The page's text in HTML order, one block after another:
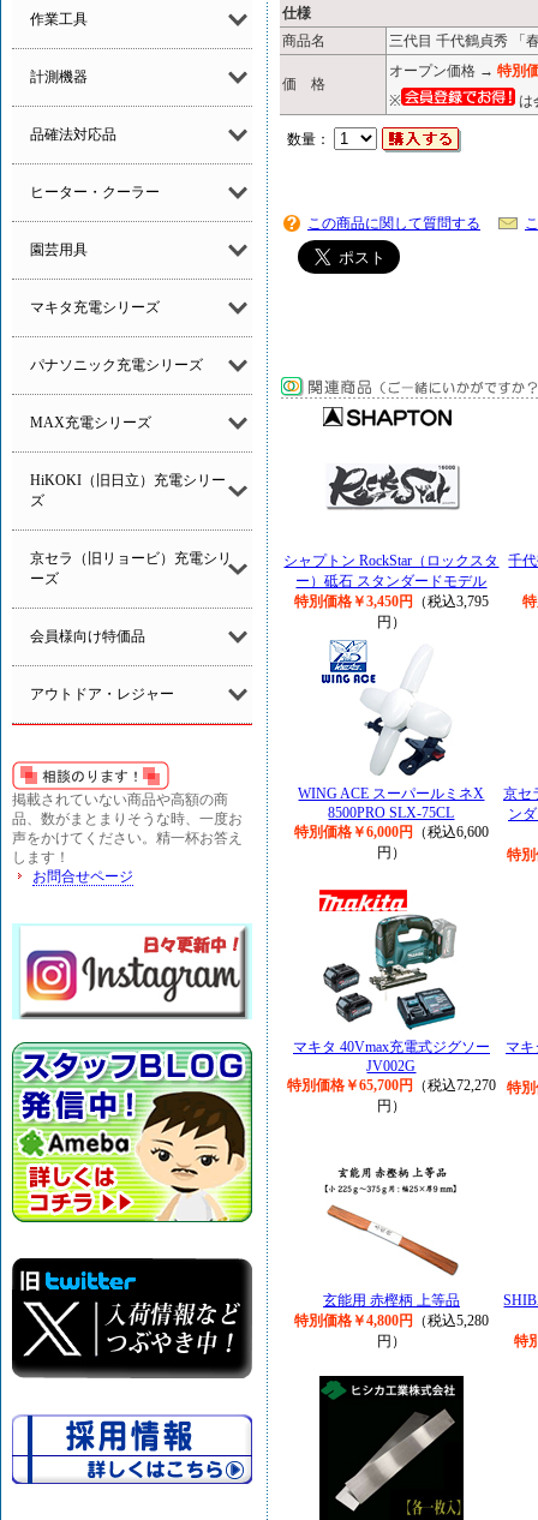
作業工具
計測機器
品確法対応品
ヒーター・クーラー
園芸用具
マキタ充電シリーズ
パナソニック充電シリーズ
MAX充電シリーズ
HiKOKI（旧日立）充電シリー
ズ
京セラ（旧リョービ）充電シリ
ーズ
会員様向け特価品
アウトドア・レジャー
掲載されていない商品や高額の商
品、数がまとまりそうな時、一度お
声をかけてください。精一杯お答え
します！
お問合せページ
仕様
商品名
三代目 千代鶴貞秀 「
価 格
オープン価格 → 特別
※
は
数量：
この商品に関して質問する
シャプトン RockStar（ロックスタ
ー）砥石 スタンダードモデル
特別価格￥3,450円
（税込3,795
円）
千
WING ACE スーパールミネX
8500PRO SLX-75CL
特別価格￥6,000円
（税込6,600
円）
京セ
ン
特別
マキタ 40Vmax充電式ジグソー
JV002G
特別価格￥65,700円
（税込72,270
円）
マキ
特別
玄能用 赤樫柄 上等品
特別価格￥4,800円
（税込5,280
円）
特